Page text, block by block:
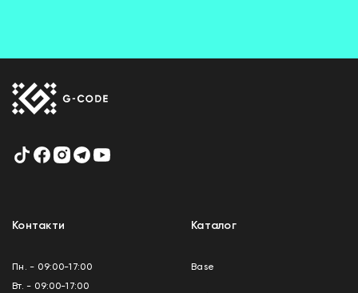
Контакти
Пн. - 09:00-17:00
Вт. - 09:00-17:00
Каталог
Base